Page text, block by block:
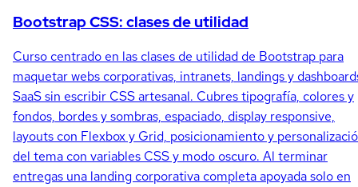
Bootstrap CSS: clases de utilidad
Curso centrado en las clases de utilidad de Bootstrap para
maquetar webs corporativas, intranets, landings y
SaaS sin escribir CSS artesanal. Cubres tipografía, colores y
fondos, bordes y sombras, espaciado, display responsive,
layouts con Flexbox y Grid, posicionamiento y
del tema con variables CSS y modo oscuro. Al terminar
entregas una landing corporativa completa apoyada solo en